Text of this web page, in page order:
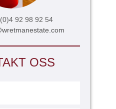
92 98 92 54
OSS